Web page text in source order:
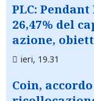
PLC:
26,47% del
azione,
ieri, 19.31
Coin,